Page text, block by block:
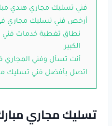
فني تسليك مجاري هندي
أرخص فني تسليك مجاري في
نطاق تغطية خدمات فني
الكبير
أنت تسأل وفني المجاري
اتصل بأفضل فني تسليك
تسليك مجاري